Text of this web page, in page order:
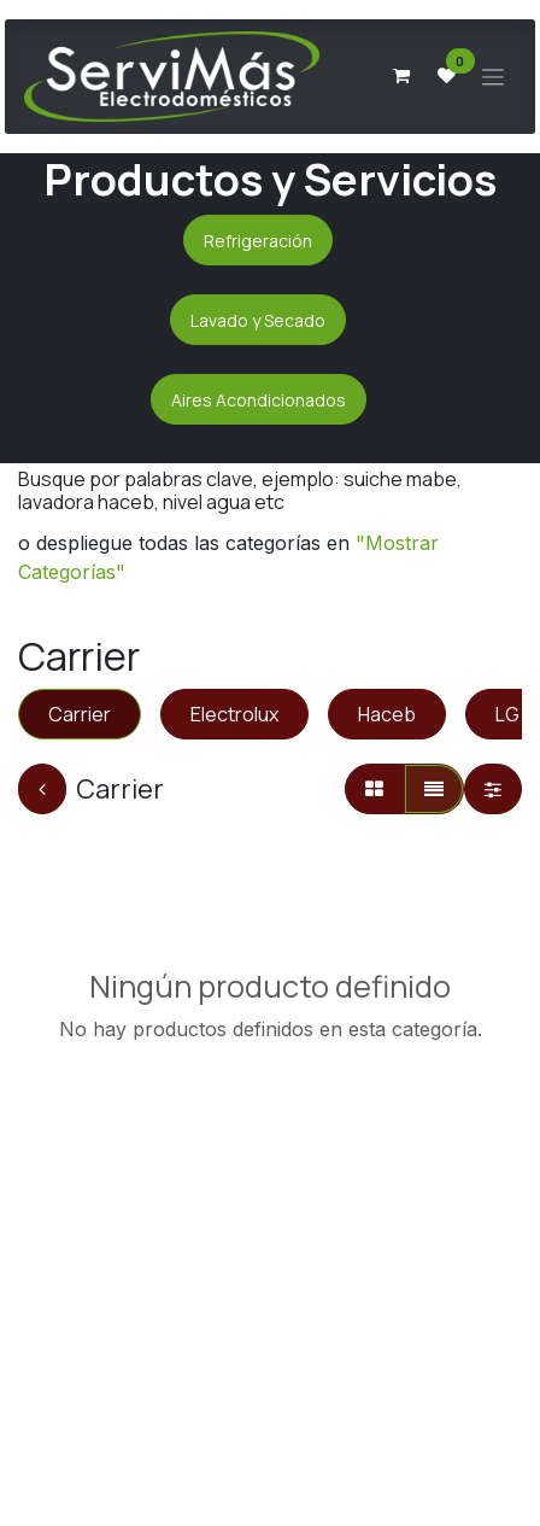
Ir al contenido
0
Productos y Servicios
Refrigeración
Lavado y Secado
Aires Acondicionados
Busque por palabras clave, ejemplo: suiche mabe,
lavadora haceb, nivel agua etc
o despliegue todas las categorías en "Mostrar
Categorías"
Carrier
Carrier Electrolux Haceb LG
Carrier
Ningún producto definido
No hay productos definidos en esta categoría.